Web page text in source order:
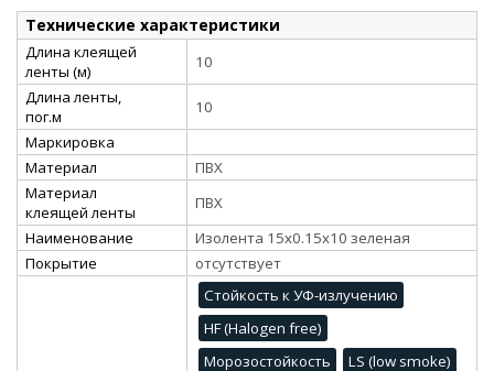
Технические характеристики
Длина клеящей
ленты (м)
10
Длина ленты,
пог.м
10
Маркировка
Материал
ПВХ
Материал
клеящей ленты
ПВХ
Наименование
Изолента 15х0.15х10 зеленая
Покрытие
отсутствует
Стойкость к УФ-излучению
HF (Halogen free)
Морозостойкость
LS (low smoke)